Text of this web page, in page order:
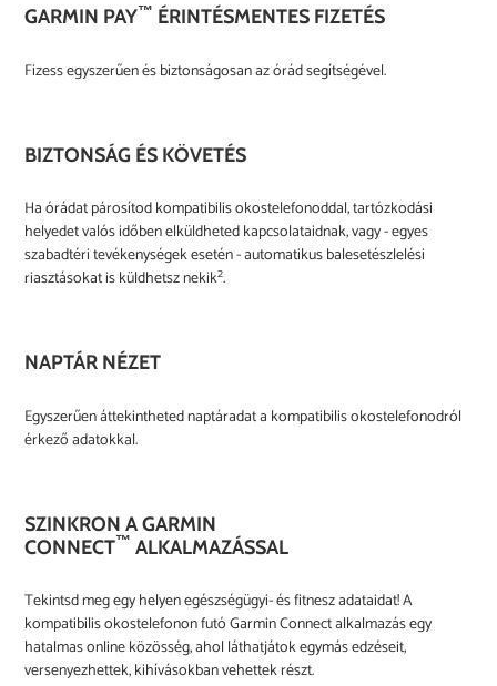
GARMIN PAY™ ÉRINTÉSMENTES FIZETÉS
Fizess egyszerűen és biztonságosan az órád segítségével.
BIZTONSÁG ÉS KÖVETÉS
Ha órádat párosítod kompatibilis okostelefonoddal, tartózkodási
helyedet valós időben elküldheted kapcsolataidnak, vagy - egyes
szabadtéri tevékenységek esetén - automatikus balesetészlelési
riasztásokat is küldhetsz nekik2.
NAPTÁR NÉZET
Egyszerűen áttekintheted naptáradat a kompatibilis okostelefonodról
érkező adatokkal.
SZINKRON A GARMIN
CONNECT™ ALKALMAZÁSSAL
Tekintsd meg egy helyen egészségügyi- és fitnesz adataidat! A
kompatibilis okostelefonon futó Garmin Connect alkalmazás egy
hatalmas online közösség, ahol láthatjátok egymás edzéseit,
versenyezhettek, kihívásokban vehettek részt.